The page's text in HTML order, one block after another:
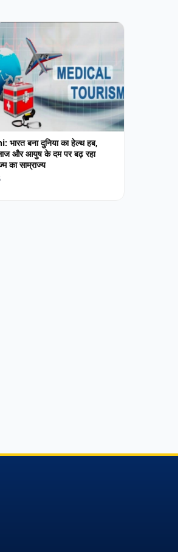
बना दुनिया का हेल्थ हब,
और आयुष के दम पर बढ़ रहा
का साम्राज्य